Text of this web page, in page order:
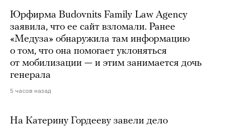
Юрфирма Budovnits Family Law Agency
заявила, что ее сайт взломали. Ранее
«Медуза» обнаружила там информацию
о том, что она помогает уклоняться
от мобилизации — и этим занимается дочь
генерала
5 часов назад
На Катерину Гордееву завели дело